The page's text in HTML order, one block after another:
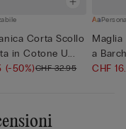
Corta Scollo
in Cotone U...
(-50%)CHF 32.95
a
CHF